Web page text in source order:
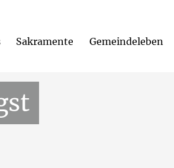
Sakramente Gemeindeleben
Pfarrheim St. Elisabeth,Friedrichstr.